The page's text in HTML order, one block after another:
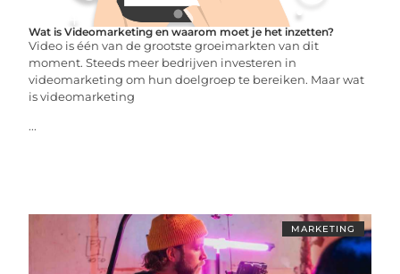
Wat is Videomarketing en waarom moet je het inzetten?
Video is één van de grootste groeimarkten van dit
moment. Steeds meer bedrijven investeren in
videomarketing om hun doelgroep te bereiken. Maar wat
is videomarketing
...
MARKETING